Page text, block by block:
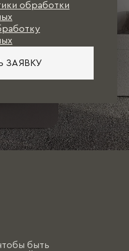
обработки
ЗАЯВКУ
быть